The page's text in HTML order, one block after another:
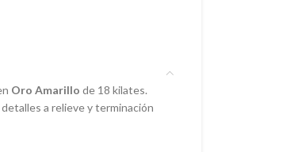
Oro Amarillo de 18 kilates.
a relieve y terminación